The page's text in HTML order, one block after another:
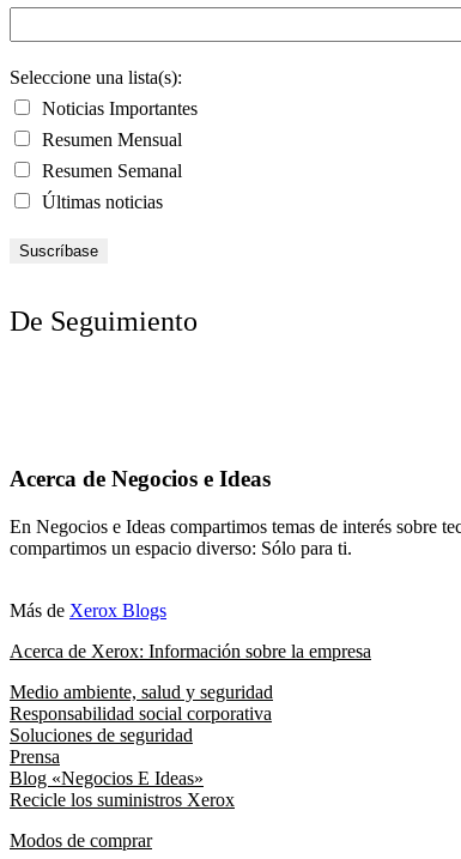
Seleccione una lista(s):
Noticias Importantes
Resumen Mensual
Resumen Semanal
Últimas noticias
De Seguimiento
Acerca de Negocios e Ideas
En Negocios e Ideas compartimos temas de interés sobre
compartimos un espacio diverso: Sólo para ti.
Más de Xerox Blogs
Acerca de Xerox: Información sobre la empresa
Medio ambiente, salud y seguridad
Responsabilidad social corporativa
Soluciones de seguridad
Prensa
Blog «Negocios E Ideas»
Recicle los suministros Xerox
Modos de comprar